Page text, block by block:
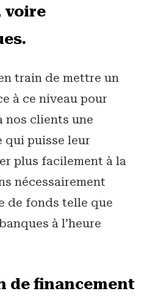
voire
train de mettre un
à ce niveau pour
nos clients une
qui puisse leur
plus facilement à la
nécessairement
de fonds telle que
à l’heure
de financement